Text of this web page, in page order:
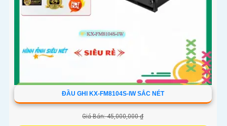
ĐẦU GHI KX-FM8104S-IW SẮC NÉT
Giá Bán: 45,000,000 ₫